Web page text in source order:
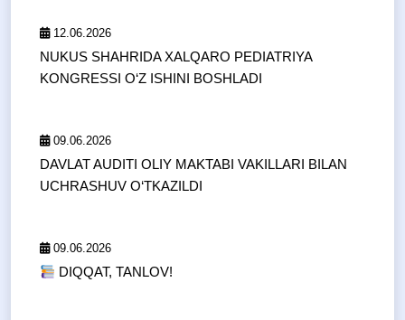
12.06.2026
NUKUS SHAHRIDA XALQARO PEDIATRIYA
KONGRESSI O‘Z ISHINI BOSHLADI
09.06.2026
DAVLAT AUDITI OLIY MAKTABI VAKILLARI BILAN
UCHRASHUV O‘TKAZILDI
09.06.2026
DIQQAT, TANLOV!